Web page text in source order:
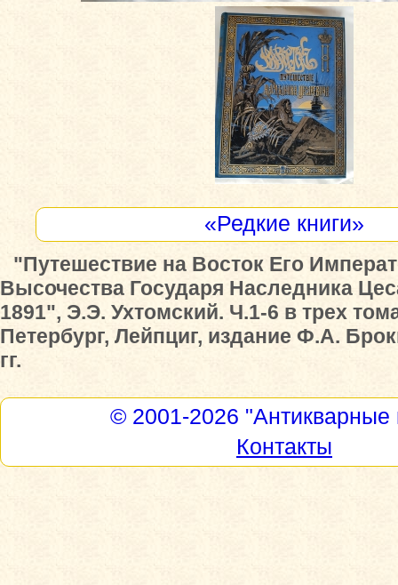
«Редкие книги»
"Путешествие на Восток Его
Высочества Государя Наследника
1891", Э.Э. Ухтомский. Ч.1-6 в трех
Петербург, Лейпциг, издание Ф.А.
гг.
© 2001-2026 "Антикварные
Контакты